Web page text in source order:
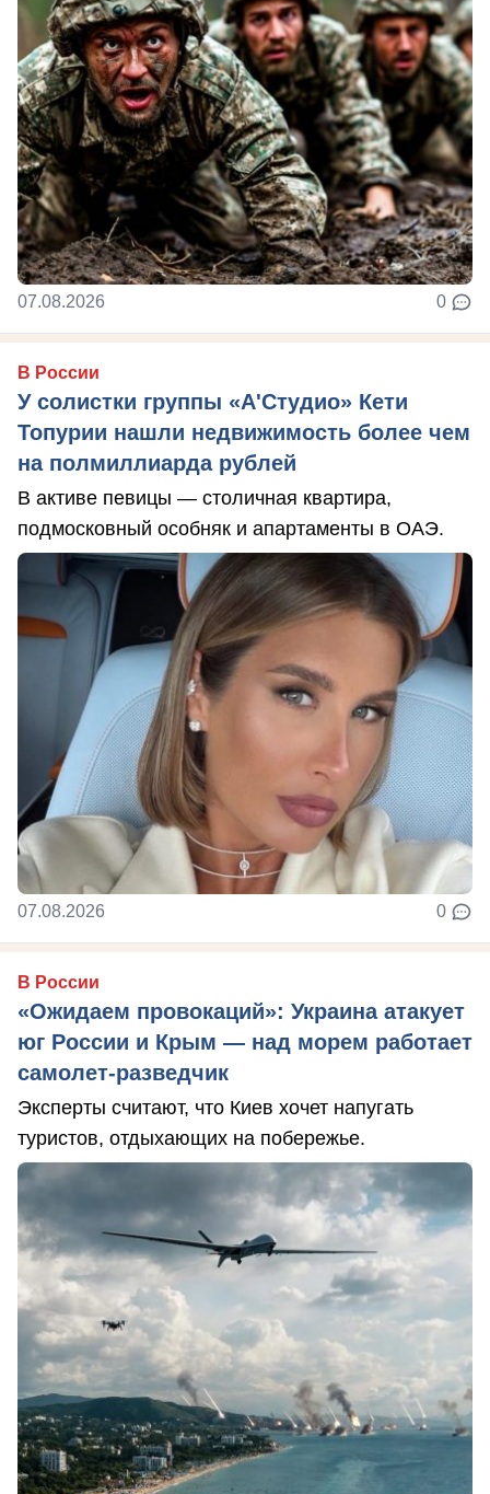
07.08.2026 0
В России
У солистки группы «А'Студио» Кети
Топурии нашли недвижимость более чем
на полмиллиарда рублей
В активе певицы — столичная квартира,
подмосковный особняк и апартаменты в ОАЭ.
07.08.2026 0
В России
«Ожидаем провокаций»: Украина атакует
юг России и Крым — над морем работает
самолет-разведчик
Эксперты считают, что Киев хочет напугать
туристов, отдыхающих на побережье.